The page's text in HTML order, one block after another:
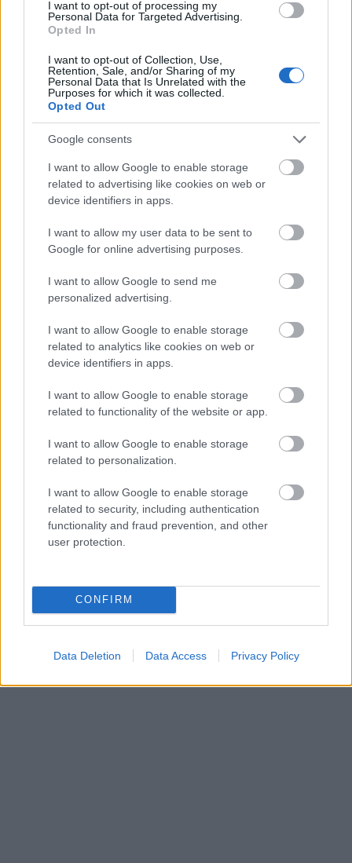
I want to opt-out of processing my
Personal Data for Targeted Advertising.
Opted In
I want to opt-out of Collection, Use,
Retention, Sale, and/or Sharing of my
Personal Data that Is Unrelated with the
Purposes for which it was collected.
Opted Out
Google consents
I want to allow Google to enable storage
related to advertising like cookies on web or
device identifiers in apps.
I want to allow my user data to be sent to
Google for online advertising purposes.
I want to allow Google to send me
personalized advertising.
I want to allow Google to enable storage
related to analytics like cookies on web or
device identifiers in apps.
I want to allow Google to enable storage
related to functionality of the website or app.
I want to allow Google to enable storage
related to personalization.
I want to allow Google to enable storage
related to security, including authentication
functionality and fraud prevention, and other
user protection.
CONFIRM
Data Deletion Data Access Privacy Policy